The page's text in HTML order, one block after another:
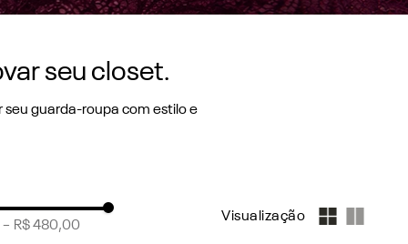
seu closet.
guarda-roupa com estilo e
das passarelas internacionais
– R$ 480,00